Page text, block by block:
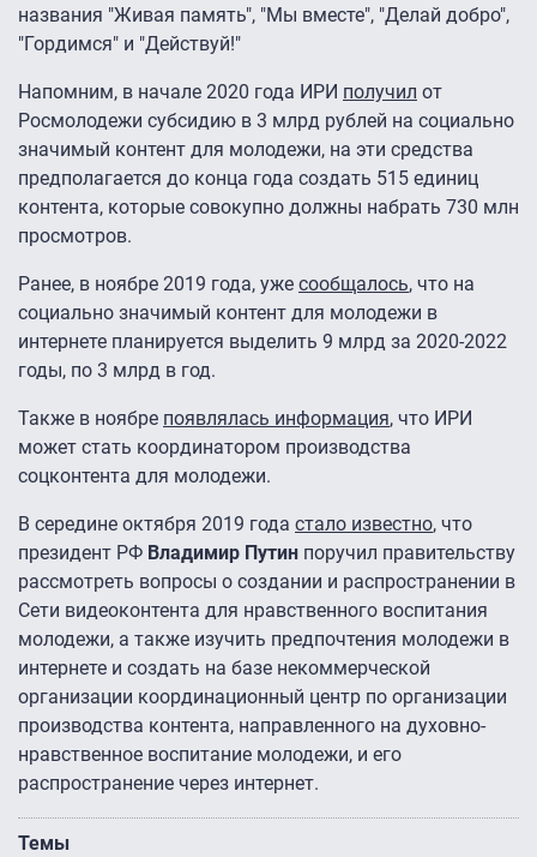
названия "Живая память", "Мы вместе", "Делай добро",
"Гордимся" и "Действуй!"
Напомним, в начале 2020 года ИРИ получил от
Росмолодежи субсидию в 3 млрд рублей на социально
значимый контент для молодежи, на эти средства
предполагается до конца года создать 515 единиц
контента, которые совокупно должны набрать 730 млн
просмотров.
Ранее, в ноябре 2019 года, уже сообщалось, что на
социально значимый контент для молодежи в
интернете планируется выделить 9 млрд за 2020-2022
годы, по 3 млрд в год.
Также в ноябре появлялась информация, что ИРИ
может стать координатором производства
соцконтента для молодежи.
В середине октября 2019 года стало известно, что
президент РФ Владимир Путин поручил правительству
рассмотреть вопросы о создании и распространении в
Сети видеоконтента для нравственного воспитания
молодежи, а также изучить предпочтения молодежи в
интернете и создать на базе некоммерческой
организации координационный центр по организации
производства контента, направленного на духовно-
нравственное воспитание молодежи, и его
распространение через интернет.
Темы